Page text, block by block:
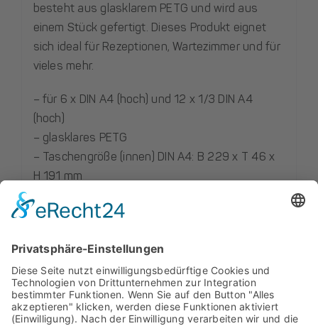
besteht aus glasklarem PETG und wird aus
einem Stück gefertigt. Dieses Produkt eignet
sich ideal für Rezeptionen, Wartezimmer und für
vieles mehr.
– für 6 x DIN A4 (hoch) und 12 x 1/3 DIN A4
(hoch)
– glasklares PETG
– Taschengröße (innen) DIN A4: B 229 x T 46 x
H 191 mm
x H 141 mm
Diese Produkte könnten Sie auch interessieren